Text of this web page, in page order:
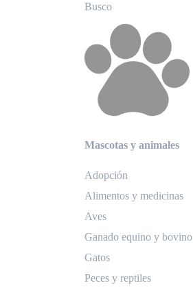
Busco
Mascotas y animales
Adopción
Alimentos y medicinas
Aves
Ganado equino y bovino
Gatos
Peces y reptiles